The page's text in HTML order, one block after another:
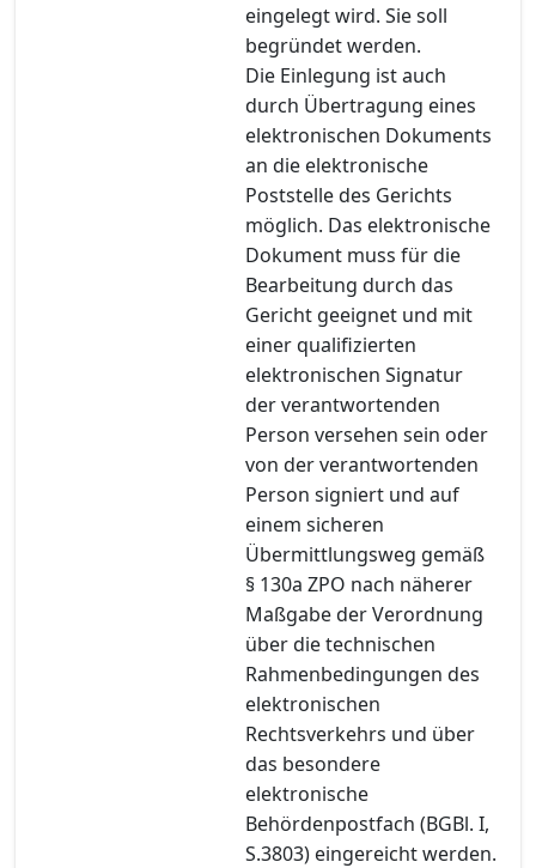
eingelegt wird. Sie soll
begründet werden.
Die Einlegung ist auch
durch Übertragung eines
elektronischen Dokuments
an die elektronische
Poststelle des Gerichts
möglich. Das elektronische
Dokument muss für die
Bearbeitung durch das
Gericht geeignet und mit
einer qualifizierten
elektronischen Signatur
der verantwortenden
Person versehen sein oder
von der verantwortenden
Person signiert und auf
einem sicheren
Übermittlungsweg gemäß
§ 130a ZPO nach näherer
Maßgabe der Verordnung
über die technischen
Rahmenbedingungen des
elektronischen
Rechtsverkehrs und über
das besondere
elektronische
Behördenpostfach (BGBl. I,
S.3803) eingereicht werden.